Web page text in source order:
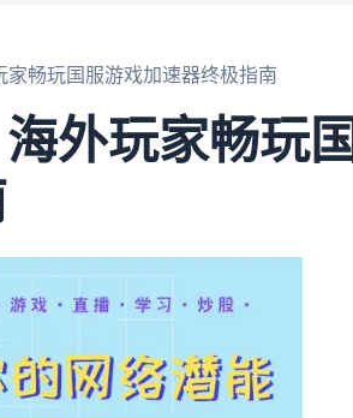
畅玩国服游戏加速器终极指南
外玩家畅玩国